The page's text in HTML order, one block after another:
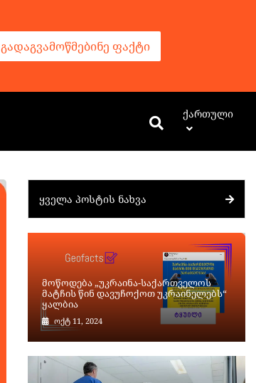
ᲒᲐᲓᲐᲒᲕᲐᲛᲝᲬᲛᲔᲑᲘᲜᲔ ᲤᲐᲥᲢᲘ
Ქართული
ᲧᲕᲔᲚᲐ ᲞᲝᲡᲢᲘᲡ ᲜᲐᲮᲕᲐ
მოწოდება „უკრაინა-საქართველოს
მატჩის წინ დავუჩოქოთ უკრაინელებს“
ყალბია
ოქტ 11, 2024